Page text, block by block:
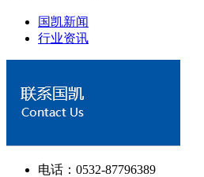
国凯新闻
行业资讯
电话：0532-87796389